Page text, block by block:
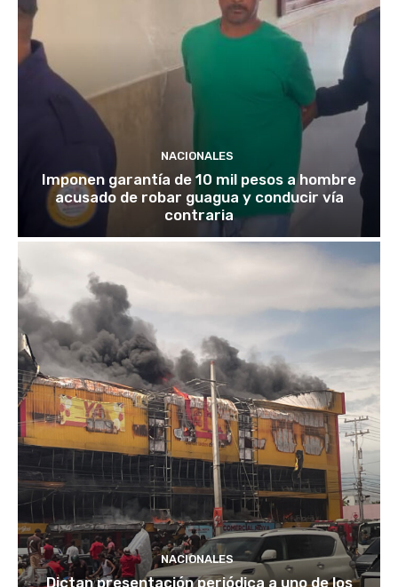
NACIONALES
Imponen garantía de 10 mil pesos a hombre
acusado de robar guagua y conducir vía
contraria
NACIONALES
Dictan presentación periódica a uno de los